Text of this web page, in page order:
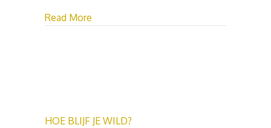
Read More
HOE BLIJF JE WILD?